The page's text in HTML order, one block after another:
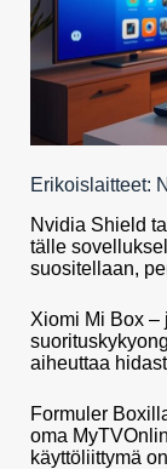
Erikoislaitteet:
Nvidia Shield
tälle
suositellaan,
Xiomi Mi Box –
aiheuttaa
Formuler
oma
käyttöliittymä